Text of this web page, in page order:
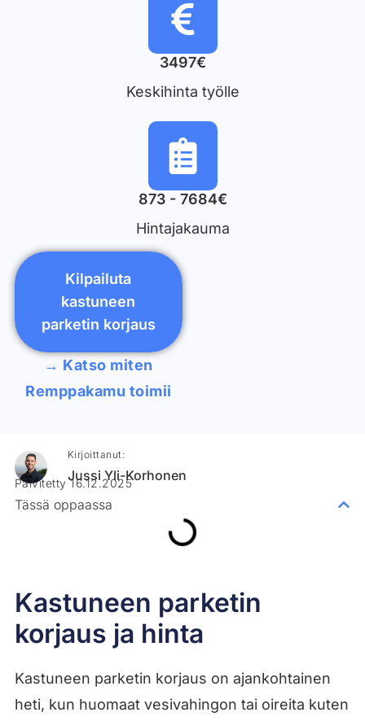
3497€
Keskihinta työlle
873 - 7684€
Hintajakauma
Kilpailuta
kastuneen
parketin korjaus
→ Katso miten
Remppakamu toimii
Kastuneen parketin
korjaus ja hinta
Kastuneen parketin korjaus on ajankohtainen
heti, kun huomaat vesivahingon tai oireita kuten
Kirjoittanut:
Jussi Yli-Korhonen
Päivitetty 16.12.2025
Tässä oppaassa